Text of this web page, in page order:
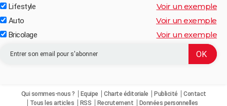
Lifestyle Voir un exemple
Auto Voir un exemple
Bricolage Voir un exemple
Qui sommes-nous ? Equipe Charte éditoriale Publicité
Contact
Tous les articles
RSS Recrutement Données personnelles